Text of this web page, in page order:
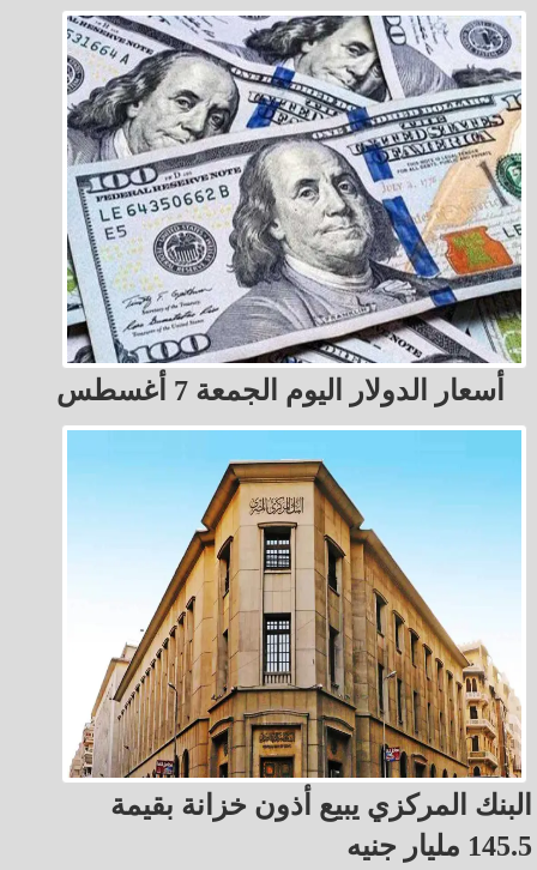
أسعار الدولار اليوم الجمعة 7 أغسطس
البنك المركزي يبيع أذون خزانة بقيمة
145.5 مليار جنيه